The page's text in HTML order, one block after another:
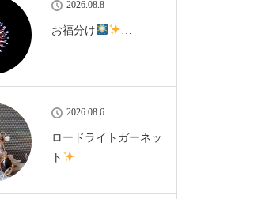
2026.08.8
お福分け …
2026.08.6
ロードライトガーネッ
ト